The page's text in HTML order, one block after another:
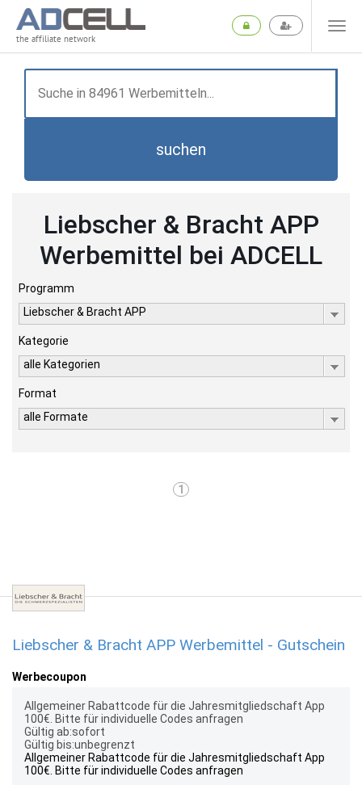
the affiliate network
suchen
Liebscher & Bracht APP
Werbemittel bei ADCELL
Programm
Liebscher & Bracht APP
Kategorie
alle Kategorien
Format
alle Formate
1
Liebscher & Bracht APP Werbemittel - Gutschein
Werbecoupon
Allgemeiner Rabattcode für die Jahresmitgliedschaft App
100€. Bitte für individuelle Codes anfragen
Gültig ab:sofort
Gültig bis:unbegrenzt
Allgemeiner Rabattcode für die Jahresmitgliedschaft App
100€. Bitte für individuelle Codes anfragen